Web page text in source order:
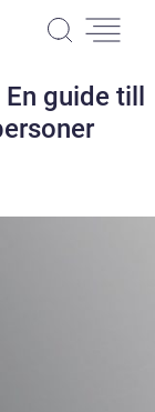
guide till